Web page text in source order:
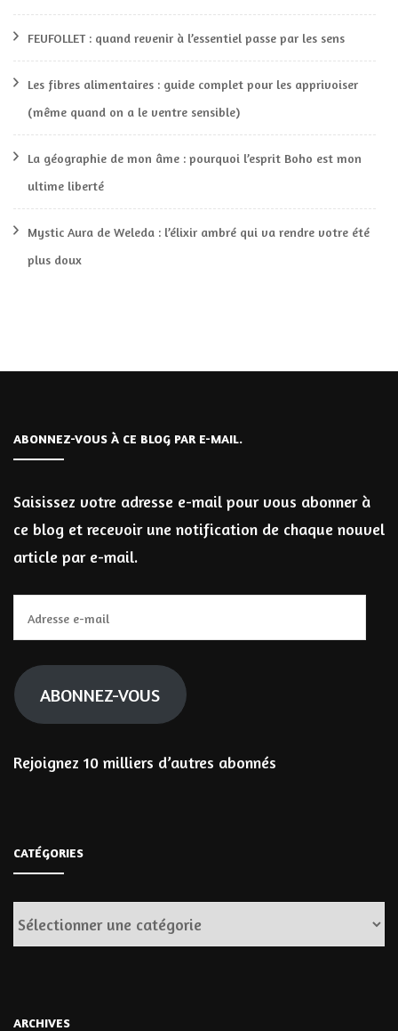
FEUFOLLET : quand revenir à l’essentiel passe par les sens
Les fibres alimentaires : guide complet pour les apprivoiser
(même quand on a le ventre sensible)
La géographie de mon âme : pourquoi l’esprit Boho est mon
ultime liberté
Mystic Aura de Weleda : l’élixir ambré qui va rendre votre été
plus doux
ABONNEZ-VOUS À CE BLOG PAR E-MAIL.
Saisissez votre adresse e-mail pour vous abonner à
ce blog et recevoir une notification de chaque nouvel
article par e-mail.
e-
mail
ABONNEZ-VOUS
Rejoignez 10 milliers d’autres abonnés
CATÉGORIES
Catégories
ARCHIVES